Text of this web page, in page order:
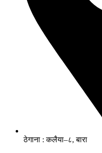
ठेगाना : कलैया–८, बारा